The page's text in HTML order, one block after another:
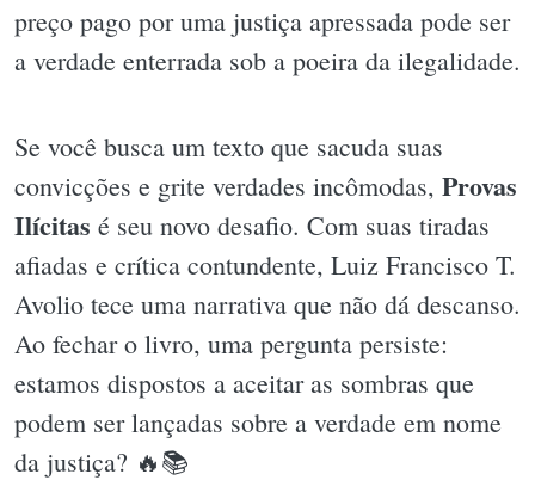
preço pago por uma justiça apressada pode ser
a verdade enterrada sob a poeira da ilegalidade.
Se você busca um texto que sacuda suas
convicções e grite verdades incômodas, Provas
Ilícitas é seu novo desafio. Com suas tiradas
afiadas e crítica contundente, Luiz Francisco T.
Avolio tece uma narrativa que não dá descanso.
Ao fechar o livro, uma pergunta persiste:
estamos dispostos a aceitar as sombras que
podem ser lançadas sobre a verdade em nome
da justiça? 🔥📚